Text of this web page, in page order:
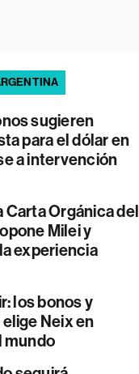
sugieren
para el dólar en
a intervención
Carta Orgánica del
Milei y
experiencia
los bonos y
Neix en
mundo